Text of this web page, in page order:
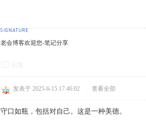
老会博客欢迎您-笔记分享
发表于 2025-6-15 17:46:02 查看全部
守口如瓶，包括对自己。这是一种美德。